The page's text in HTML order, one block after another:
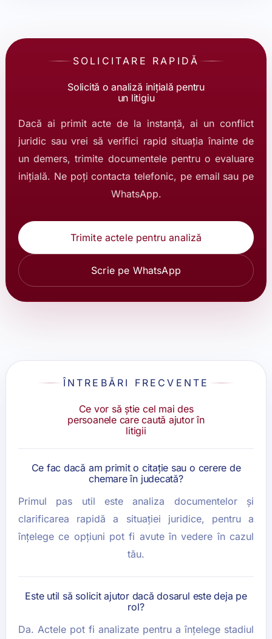
SOLICITARE RAPIDĂ
Solicită o analiză inițială pentru
un litigiu
Dacă ai primit acte de la instanță, ai un conflict
juridic sau vrei să verifici rapid situația înainte de
un demers, trimite documentele pentru o evaluare
inițială. Ne poți contacta telefonic, pe email sau pe
WhatsApp.
Trimite actele pentru analiză
Scrie pe WhatsApp
ÎNTREBĂRI FRECVENTE
Ce vor să știe cel mai des
persoanele care caută ajutor în
litigii
Ce fac dacă am primit o citație sau o cerere de
chemare în judecată?
Primul pas util este analiza documentelor și
clarificarea rapidă a situației juridice, pentru a
înțelege ce opțiuni pot fi avute în vedere în cazul
tău.
Este util să solicit ajutor dacă dosarul este deja pe
rol?
Da. Actele pot fi analizate pentru a înțelege stadiul